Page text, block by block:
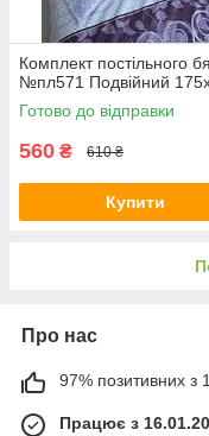
Комплект постільного
№пл571 Подвійний
Готово до відправки
560 ₴ 610 ₴
Купити
Про нас
97% позитивних з
Працює з